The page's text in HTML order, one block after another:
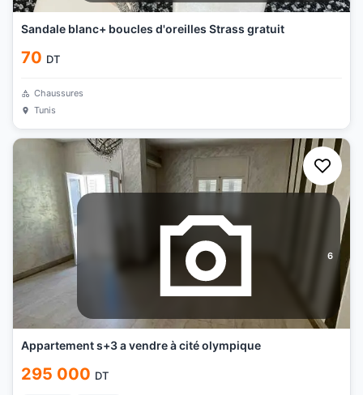
Sandale blanc+ boucles d'oreilles Strass gratuit
70 DT
Chaussures
Tunis
6
Appartement s+3 a vendre à cité olympique
295 000 DT